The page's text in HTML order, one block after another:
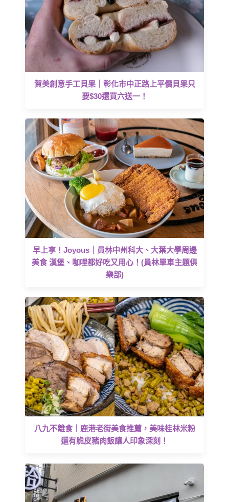
賀美創意手工貝果｜彰化市中正路上平價貝果只
要$30還買六送一！
早上享！Joyous｜員林中州科大、大葉大學周邊
美食 漢堡、咖哩都好吃又用心！(員林單車主題俱
樂部)
八九不離食｜鹿港老街美食推薦，美味桂林米粉
還有脆皮豬肉飯讓人印象深刻！